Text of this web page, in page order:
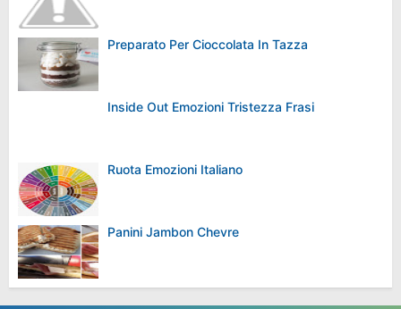
Preparato Per Cioccolata In Tazza
Inside Out Emozioni Tristezza Frasi
Ruota Emozioni Italiano
Panini Jambon Chevre